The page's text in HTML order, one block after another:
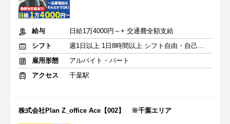
給与
日給1万4000円～+ 交通費全額支給
シフト
週1日以上 1日8時間以上 シフト自由・自己申告
雇用形態
アルバイト・パート
アクセス
千葉駅
株式会社Plan Z_office Ace【002】 ※千葉エリア